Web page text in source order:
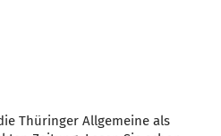
Thüringer Allgemeine als